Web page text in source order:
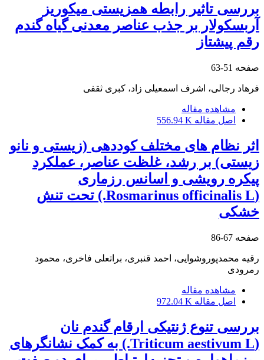
بررسی تاثیر رابطه همزیستی میکوریز
آربسکولار بر جذب عناصر معدنی گیاه گندم
رقم پیشتاز
صفحه 51-63
فرهاد رجالی، اشرف اسمعیلی زاد، کبری ثقفی
مشاهده مقاله
اصل مقاله 556.94 K
اثر نظام های مختلف کوددهی (زیستی و نانو
زیستی) بر رشد، غلظت عناصر، عملکرد
پیکره رویشی و اسانس رزماری
(Rosmarinus officinalis L.) تحت تنش
خشکی
صفحه 67-86
رقیه محمدپوروشوایی، احمد قنبری، براتعلی فاخری، محمود
رمرودی
مشاهده مقاله
اصل مقاله 972.04 K
بررسی تنوع ژنتیکی ارقام گندم نان
(Triticum aestivum L.) به کمک نشانگرهای